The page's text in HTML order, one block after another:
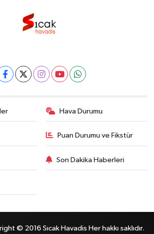
Hava Durumu
Puan Durumu ve Fikstür
Son Dakika Haberleri
© 2016 Sıcak Havadis Her hakkı saklıdır.